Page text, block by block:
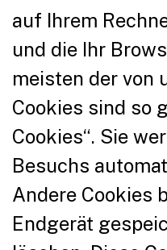
auf Ihrem
und die Ihr
meisten der von
Cookies sind so
Cookies“. Sie
Besuchs
Andere Cookies
Endgerät